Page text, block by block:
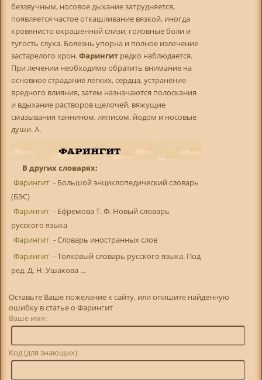
беззвучным, носовое дыхание затрудняется,
появляется частое откашливание вязкой, иногда
кровянисто окрашенной слизи; головные боли и
тугость слуха. Болезнь упорна и полное излечение
застарелого хрон.Фарингит редко наблюдается.
При лечении необходимо обратить внимание на
основное страдание легких, сердца, устранение
вредного влияния, затем назначаются полоскания
и вдыхание растворов щелочей, вяжущие
смазывания таннином, ляписом, йодом и носовые
души. А.
В других словарях:
Фарингит - Большой энциклопедический словарь
(БЭС)
Фарингит - Ефремова Т. Ф. Новый словарь
русского языка
Фарингит - Словарь иностранных слов
Фарингит - Толковый словарь русского языка. Под
ред. Д. Н. Ушакова ...
Оставьте Ваше пожелание к сайту, или опишите найденную
ошибку в статье о Фарингит
Ваше имя:
Код (для знающих):